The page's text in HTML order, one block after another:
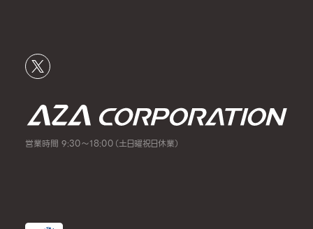
営業時間 9:30～18:00（土日曜祝日休業）